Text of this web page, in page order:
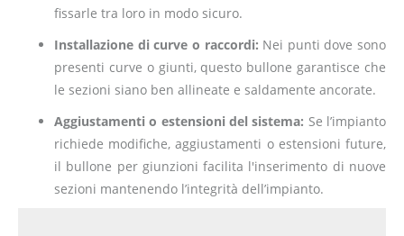
fissarle tra loro in modo sicuro.
Installazione di curve o raccordi: Nei punti dove sono
presenti curve o giunti, questo bullone garantisce che
le sezioni siano ben allineate e saldamente ancorate.
Aggiustamenti o estensioni del sistema: Se l’impianto
richiede modifiche, aggiustamenti o estensioni future,
il bullone per giunzioni facilita l'inserimento di nuove
sezioni mantenendo l’integrità dell’impianto.